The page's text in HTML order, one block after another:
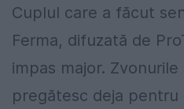
Cuplul care a făcut
Ferma, difuzată de
impas major.
pregătesc deja